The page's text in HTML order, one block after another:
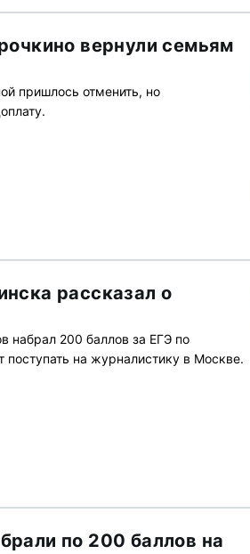
вернули семьям
пришлось отменить, но
рассказал о
набрал 200 баллов за ЕГЭ по
поступать на журналистику в Москве.
по 200 баллов на